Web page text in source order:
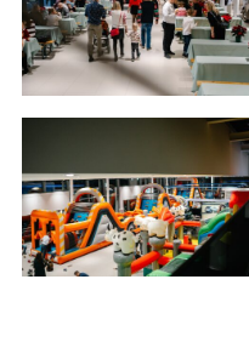
2. LELLEK Gliwice
Gliwice,
3. LELLEK Koźle sp.
200 Kędzierzyn-
4. LELLEK Katowice
Katowicach ul. T.
5. 3L.PL. z o.o. ul.
1. Kontakt z
iod@lellek.com.pl
2. Numer telefonu –